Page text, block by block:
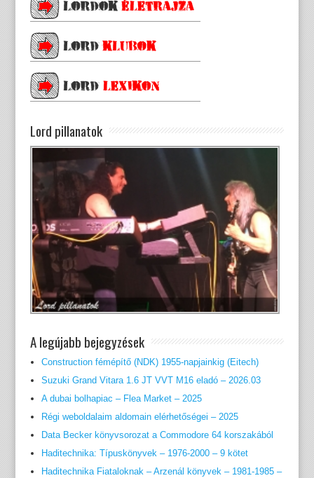
Lord pillanatok
A legújabb bejegyzések
Construction fémépítő (NDK) 1955-napjainkig (Eitech)
Suzuki Grand Vitara 1.6 JT VVT M16 eladó – 2026.03
A dubai bolhapiac – Flea Market – 2025
Régi weboldalaim aldomain elérhetőségei – 2025
Data Becker könyvsorozat a Commodore 64 korszakából
Haditechnika: Típuskönyvek – 1976-2000 – 9 kötet
Haditechnika Fiataloknak – Arzenál könyvek – 1981-1985 –